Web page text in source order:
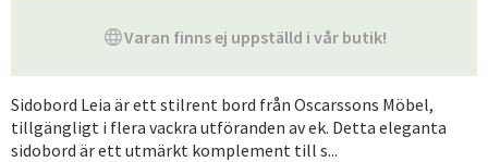
Varan finns ej uppställd i vår butik!
Sidobord Leia är ett stilrent bord från Oscarssons Möbel,
tillgängligt i flera vackra utföranden av ek. Detta eleganta
sidobord är ett utmärkt komplement till s...